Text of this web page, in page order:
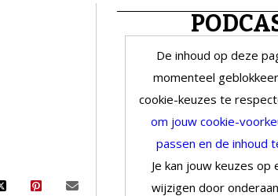
De inhoud op deze
momenteel
cookie-keuzes te
om jouw cookie-
passen en de inhoud
Je kan jouw keuzes op
wijzigen door